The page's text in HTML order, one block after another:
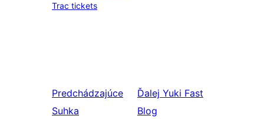
Trac tickets
Predchádzajúce
Suhka
Ďalej Yuki Fast
Blog